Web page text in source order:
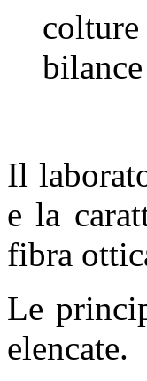
Il
e la
fibra
Le
elencate.